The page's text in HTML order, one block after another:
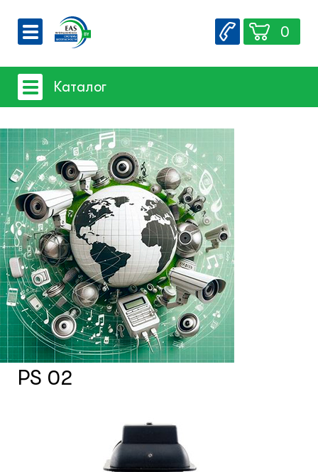
О компании
Вакансии
Контакты
0
Каталог
Системы видеонаблюдения
Системы защиты товаров от краж
Счетчики посетителей
Защита товара на стеллажах
- Базовое оборудование защиты
- Защита мобильной электроники
- Защита фото- и видеотехники
- Защита компьютеров и проекторов
- Защита стационарных телефонов
- Защита других товаров
Системы фонового озвучивания
помещений
PS 02